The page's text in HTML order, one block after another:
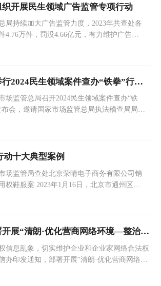
，整治一批重点地区，有效遏制非法制售“特
费者合法权益。
开展民生领域广告监管专项行动
局持续加大广告监管力度，2023年共查处各
4.76万件，罚没4.66亿元，有力维护广告市
范人民群众反映最集中的医疗、药品、食品
内组织开展民生领域广告监管专项行动。市场监管总局举行2024民生领域案件查办“铁拳”行动专题新闻发布会
场监管总局召开2024民生领域案件查办“铁
会，邀请国家市场监管总局执法稽查局局长
拳”行动成果及2024年工作部署，邀请广告监
动十大典型案例
场监管局查处北京荣晴电子商务有限公司销
权鞋服案 2023年1月16日，北京市通州区市
荣晴电子商务有限公司销售侵犯注册商标专
房内有人销售侵犯注册商标专用权的服装。中央网信办部署开展“清朗·优化营商网络环境—整治涉企侵权信息乱象”专项行动
信息乱象，切实维护企业和企业家网络合法权
办印发通知，部署开展“清朗·优化营商网络环
乱象”专项行动。